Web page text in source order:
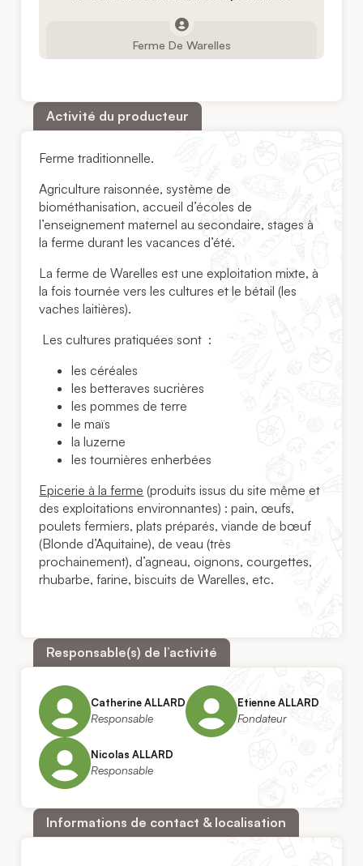
Ferme De Warelles
Activité du producteur
Ferme traditionnelle.
Agriculture raisonnée, système de
biométhanisation, accueil d’écoles de
l’enseignement maternel au secondaire, stages à
la ferme durant les vacances d’été.
La ferme de Warelles est une exploitation mixte, à
la fois tournée vers les cultures et le bétail (les
vaches laitières).
Les cultures pratiquées sont :
les céréales
les betteraves sucrières
les pommes de terre
le maïs
la luzerne
les tournières enherbées
Epicerie à la ferme (produits issus du site même et
des exploitations environnantes) : pain, œufs,
poulets fermiers, plats préparés, viande de bœuf
(Blonde d’Aquitaine), de veau (très
prochainement), d’agneau, oignons, courgettes,
rhubarbe, farine, biscuits de Warelles, etc.
Responsable(s) de l’activité
Catherine ALLARD
Responsable
Etienne ALLARD
Fondateur
Nicolas ALLARD
Responsable
Informations de contact & localisation